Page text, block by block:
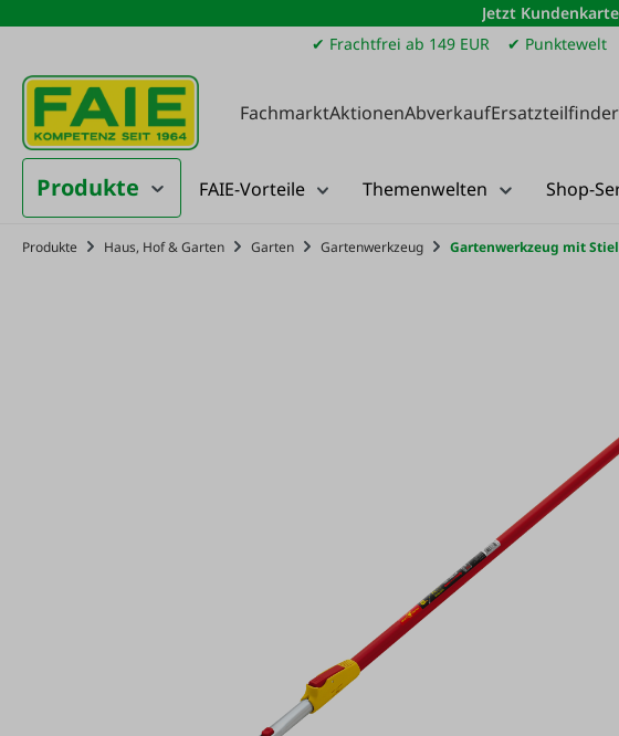
Hauptinhalt springen
Zur Suche springen
Zur Hauptnavigation springen
Jetzt
✔ Frachtfrei ab 149 EUR
✔ Punktewelt
FachmarktAktionenAbverkaufErsatzteilfinder
Produkte FAIE-Vorteile Themenwelten Shop-
Produkte Haus, Hof & Garten Garten Gartenwerkzeug Gartenwerkzeug mit Stiel